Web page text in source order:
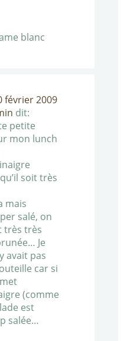
blanc
février 2009
dit:
petite
mon lunch
soit très
mais
salé, on
très très
Je
avait pas
car si
(comme
est
salée…